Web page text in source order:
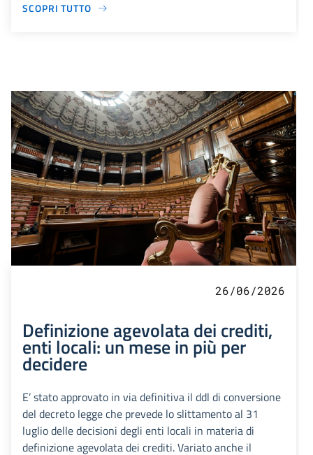
SCOPRI TUTTO
26/06/2026
Definizione agevolata dei crediti,
enti locali: un mese in più per
decidere
E’ stato approvato in via definitiva il ddl di conversione
del decreto legge che prevede lo slittamento al 31
luglio delle decisioni degli enti locali in materia di
definizione agevolata dei crediti. Variato anche il